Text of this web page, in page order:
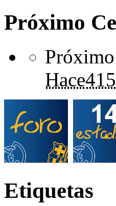
Próximo
Hace
Etiquetas